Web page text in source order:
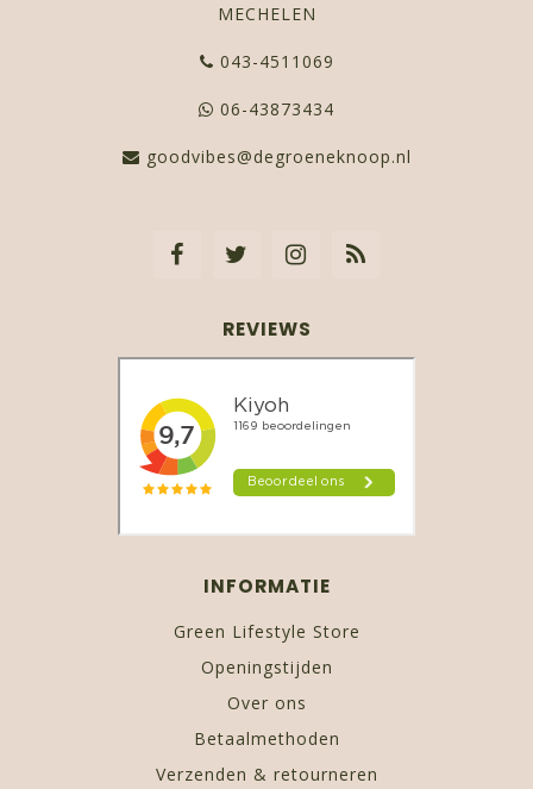
MECHELEN
043-4511069
06-43873434
goodvibes@degroeneknoop.nl
REVIEWS
INFORMATIE
Green Lifestyle Store
Openingstijden
Over ons
Betaalmethoden
Verzenden & retourneren